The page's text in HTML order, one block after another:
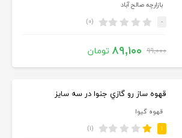
بازارچه صالح آباد
- (۰)
۹۹,۰۰۰ ۸۹,۱۰۰ تومان
قهوه ساز رو گازي جنوا در سه سایز
قهوه گیوا
۱ (۱)